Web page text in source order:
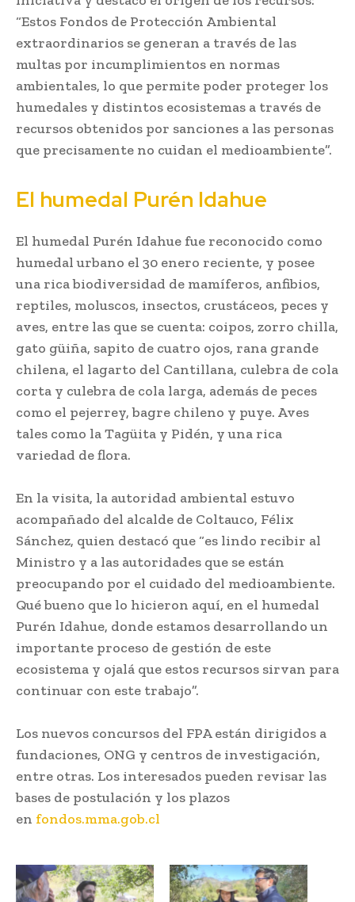
“Estos Fondos de Protección Ambiental
extraordinarios se generan a través de las
multas por incumplimientos en normas
ambientales, lo que permite poder proteger los
humedales y distintos ecosistemas a través de
recursos obtenidos por sanciones a las personas
que precisamente no cuidan el medioambiente”.
El humedal Purén Idahue
El humedal Purén Idahue fue reconocido como
humedal urbano el 30 enero reciente, y posee
una rica biodiversidad de mamíferos, anfibios,
reptiles, moluscos, insectos, crustáceos, peces y
aves, entre las que se cuenta: coipos, zorro chilla,
gato güiña, sapito de cuatro ojos, rana grande
chilena, el lagarto del Cantillana, culebra de cola
corta y culebra de cola larga, además de peces
como el pejerrey, bagre chileno y puye. Aves
tales como la Tagüita y Pidén, y una rica
variedad de flora.
En la visita, la autoridad ambiental estuvo
acompañado del alcalde de Coltauco, Félix
Sánchez, quien destacó que “es lindo recibir al
Ministro y a las autoridades que se están
preocupando por el cuidado del medioambiente.
Qué bueno que lo hicieron aquí, en el humedal
Purén Idahue, donde estamos desarrollando un
importante proceso de gestión de este
ecosistema y ojalá que estos recursos sirvan para
continuar con este trabajo”.
Los nuevos concursos del FPA están dirigidos a
fundaciones, ONG y centros de investigación,
entre otras. Los interesados pueden revisar las
bases de postulación y los plazos
en fondos.mma.gob.cl